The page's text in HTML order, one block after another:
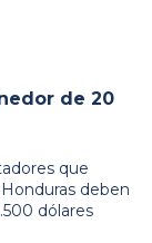
de 20
que
deben
dólares